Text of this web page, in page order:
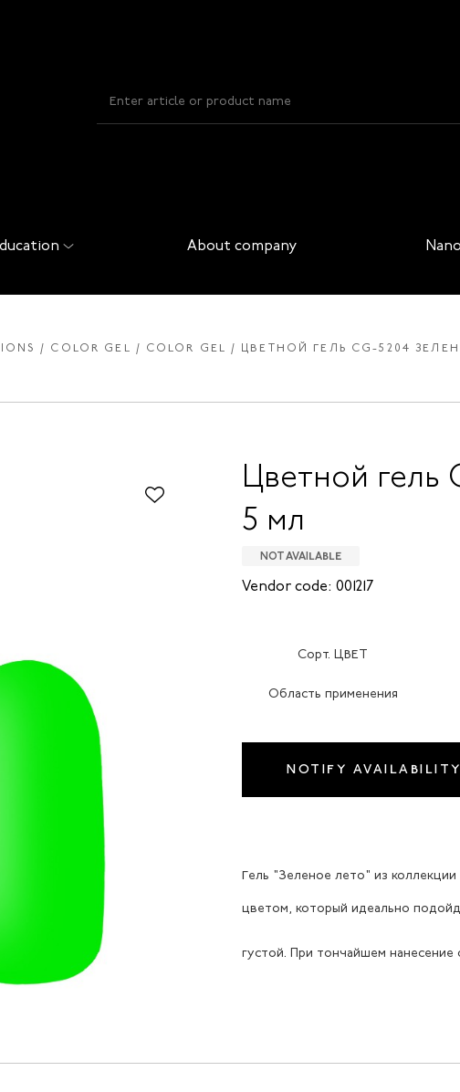
About company
COLOR GEL COLOR GEL ЦВЕТНОЙ ГЕЛЬ CG-5204
Цветной гель
5 мл
NOT AVAILABLE
Vendor code: 001217
Сорт. ЦВЕТ
Область применения
NOTIFY AVAILABILITY
Гель "Зеленое лето" из
цветом, который идеально
густой. При тончайшем нанесение